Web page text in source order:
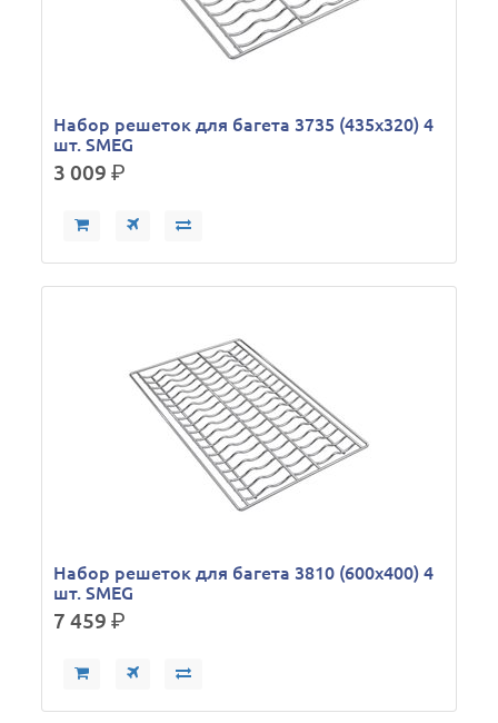
Набор решеток для багета 3735 (435х320) 4
шт. SMEG
3 009р.
Набор решеток для багета 3810 (600х400) 4
шт. SMEG
7 459р.